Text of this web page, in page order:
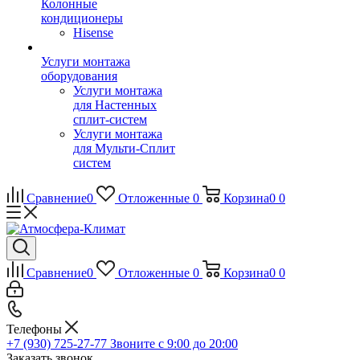
Колонные
кондиционеры
Hisense
Услуги монтажа
оборудования
Услуги монтажа
для Настенных
сплит-систем
Услуги монтажа
для Мульти-Сплит
систем
Сравнение0 Отложенные 0 Корзина0 0
Сравнение0 Отложенные 0 Корзина0 0
Телефоны
+7 (930) 725-27-77 Звоните с 9:00 до 20:00